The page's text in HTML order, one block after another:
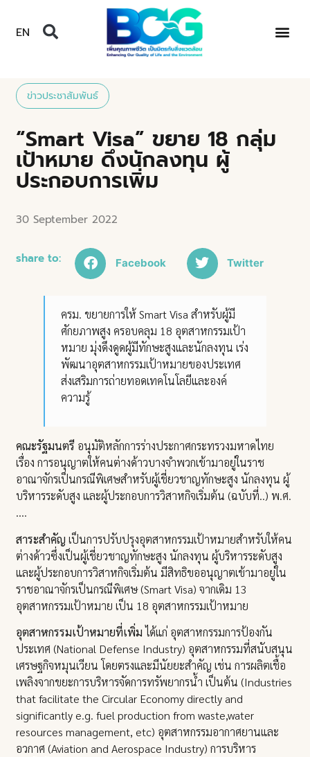
EN
ข่าวประชาสัมพันธ์
“Smart Visa” ขยาย 18 กลุ่ม
เป้าหมาย ดึงนักลงทุน ผู้
ประกอบการเพิ่ม
30 September 2022
share to: Facebook Twitter
ครม. ขยายการให้ Smart Visa สำหรับผู้มี
ศักยภาพสูง ครอบคลุม 18 อุตสาหกรรมเป้า
หมาย มุ่งดึงดูดผู้มีทักษะสูงและนักลงทุน เร่ง
พัฒนาอุตสาหกรรมเป้าหมายของประเทศ
ส่งเสริมการถ่ายทอดเทคโนโลยีและองค์
ความรู้
คณะรัฐมนตรี อนุมัติหลักการร่างประกาศกระทรวงมหาดไทย
เรื่อง การอนุญาตให้คนต่างด้าวบางจำพวกเข้ามาอยู่ในราช
อาณาจักรเป็นกรณีพิเศษสำหรับผู้เชี่ยวชาญทักษะสูง นักลงทุน ผู้
บริหารระดับสูง และผู้ประกอบการวิสาหกิจเริ่มต้น (ฉบับที่..) พ.ศ.
….
สาระสำคัญ เป็นการปรับปรุงอุตสาหกรรมเป้าหมายสำหรับให้คน
ต่างด้าวซึ่งเป็นผู้เชี่ยวชาญทักษะสูง นักลงทุน ผู้บริหารระดับสูง
และผู้ประกอบการวิสาหกิจเริ่มต้น มีสิทธิขออนุญาตเข้ามาอยู่ใน
ราชอาณาจักรเป็นกรณีพิเศษ (Smart Visa) จากเดิม 13
อุตสาหกรรมเป้าหมาย เป็น 18 อุตสาหกรรมเป้าหมาย
อุตสาหกรรมเป้าหมายที่เพิ่มได้แก่ อุตสาหกรรมการป้องกัน
ประเทศ (National Defense Industry) อุตสาหกรรมที่สนับสนุน
เศรษฐกิจหมุนเวียน โดยตรงและมีนัยยะสำคัญ เช่น การผลิตเชื้อ
เพลิงจากขยะการบริหารจัดการทรัพยากรน้ำ เป็นต้น (Industries
that facilitate the Circular Economy directly and
significantly e.g. fuel production from waste,water
resources management, etc) อุตสาหกรรมอากาศยานและ
อวกาศ (Aviation and Aerospace Industry) การบริหาร